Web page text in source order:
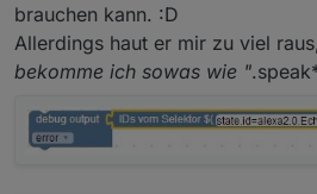
brauchen kann. :D
Allerdings haut er mir zu viel
bekomme ich sowas wie "